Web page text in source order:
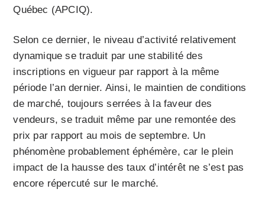
Québec (APCIQ).
Selon ce dernier, le niveau d’activité relativement
dynamique se traduit par une stabilité des
inscriptions en vigueur par rapport à la même
période l’an dernier. Ainsi, le maintien de conditions
de marché, toujours serrées à la faveur des
vendeurs, se traduit même par une remontée des
prix par rapport au mois de septembre. Un
phénomène probablement éphémère, car le plein
impact de la hausse des taux d’intérêt ne s’est pas
encore répercuté sur le marché.